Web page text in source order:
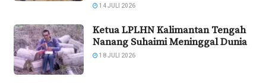
14 JULI 2026
Ketua LPLHN Kalimantan Tengah
Nanang Suhaimi Meninggal Dunia
18 JULI 2026